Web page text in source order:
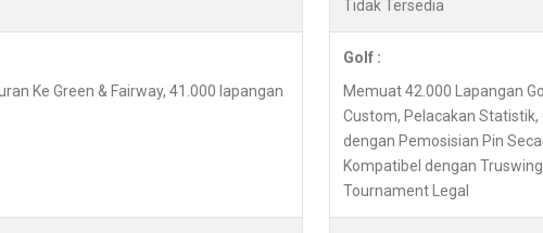
Tidak Tersedia
Ke Green & Fairway, 41.000 lapangan
Golf :
Memuat 42.000 Lapangan
Custom, Pelacakan
dengan Pemosisian Pin
Kompatibel dengan
Tournament Legal